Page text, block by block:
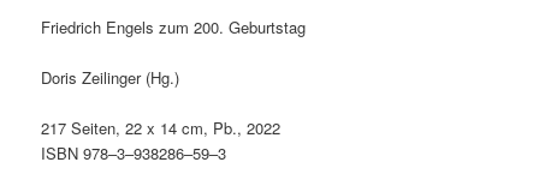
Friedrich Engels zum 200. Geburtstag
Doris Zeilinger (Hg.)
217 Seiten, 22 x 14 cm, Pb., 2022
ISBN 978–3–938286–59–3